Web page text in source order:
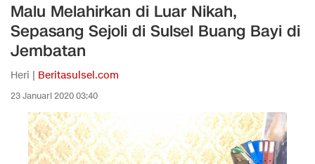
Malu Melahirkan di Luar Nikah,
Sepasang Sejoli di Sulsel Buang Bayi di
Jembatan
Heri | Beritasulsel.com
23 Januari 2020 03:40